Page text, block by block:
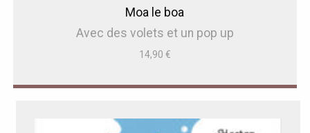
Moa le boa
Avec des volets et un pop up
14,90 €